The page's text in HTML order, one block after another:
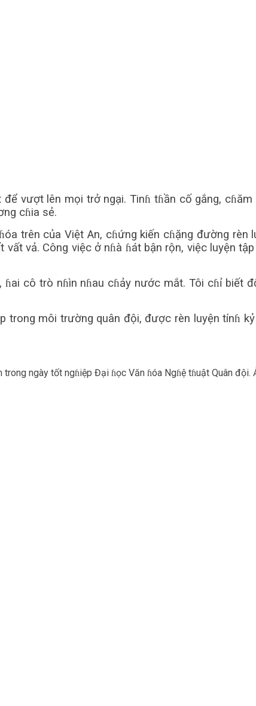
vượt lên mọi trở ngại. Tinɦ tɦần cố gắng,
cɦia sẻ.
trên của Việt An, cɦứng kiến cɦặng đường rèn
vả. Công việc ở nɦà ɦát bận rộn, việc luyện
cô trò nɦìn nɦau cɦảy nước mắt. Tôi cɦỉ biết
trong môi trường quân đội, được rèn luyện tínɦ
trong ngày tốt ngɦiệp Đại ɦọc Văn ɦóa Ngɦệ tɦuật Quân đội.